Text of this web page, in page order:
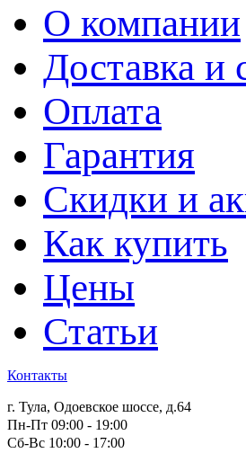
О компании
Доставка и
Оплата
Гарантия
Скидки и
Как купить
Цены
Статьи
Контакты
г. Тула, Одоевское шоссе, д.64
Пн-Пт 09:00 - 19:00
Сб-Вс 10:00 - 17:00